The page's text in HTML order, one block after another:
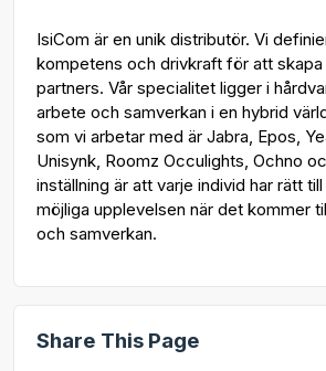
IsiCom är en unik distributör. Vi
kompetens och drivkraft för att
partners. Vår specialitet ligger i
arbete och samverkan i en hybrid
som vi arbetar med är Jabra, Epos,
Unisynk, Roomz Occulights, Ochno
inställning är att varje individ har rätt
möjliga upplevelsen när det kommer
och samverkan.
Share This Page